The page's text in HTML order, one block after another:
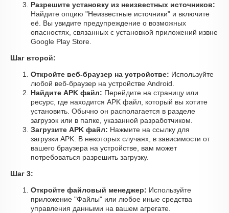
Разрешите установку из неизвестных источников:
Найдите опцию "Неизвестные источники" и включите
её. Вы увидите предупреждение о возможных
опасностях, связанных с установкой приложений извне
Google Play Store.
Шаг второй:
Откройте веб-браузер на устройстве: Используйте
любой веб-браузер на устройстве Android.
Найдите APK файл: Перейдите на страницу или
ресурс, где находится APK файл, который вы хотите
установить. Обычно он располагается в разделе
загрузок или в папке, указанной разработчиком.
Загрузите APK файл: Нажмите на ссылку для
загрузки APK. В некоторых случаях, в зависимости от
вашего браузера на устройстве, вам может
потребоваться разрешить загрузку.
Шаг 3:
Откройте файловый менеджер: Используйте
приложение "Файлы" или любое иные средства
управления данными на вашем агрегате.